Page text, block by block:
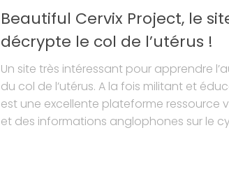
Beautiful Cervix Project, le
décrypte le col de l’utérus !
Un site très intéressant pour apprendre
du col de l’utérus. A la fois militant et
est une excellente plateforme ressource
et des informations anglophones sur le